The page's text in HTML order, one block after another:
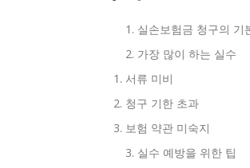
실손보험금 청구의 기
가장 많이 하는 실수
서류 미비
청구 기한 초과
보험 약관 미숙지
실수 예방을 위한 팁